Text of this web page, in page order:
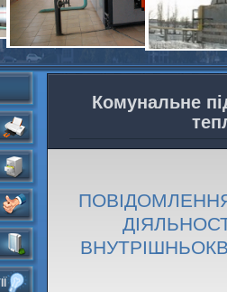
Комунальне